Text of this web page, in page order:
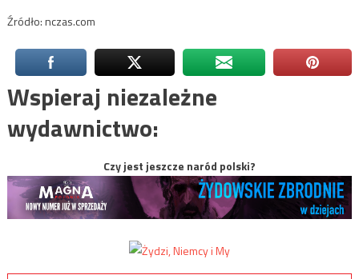
Źródło: nczas.com
Wspieraj niezależne
wydawnictwo:
Czy jest jeszcze naród polski?